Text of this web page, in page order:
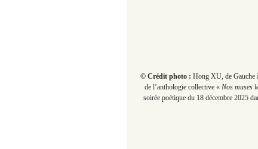
© Crédit photo : Hong XU, de Gauche
de l’anthologie collective « Nos muses
soirée poétique du 18 décembre 2025